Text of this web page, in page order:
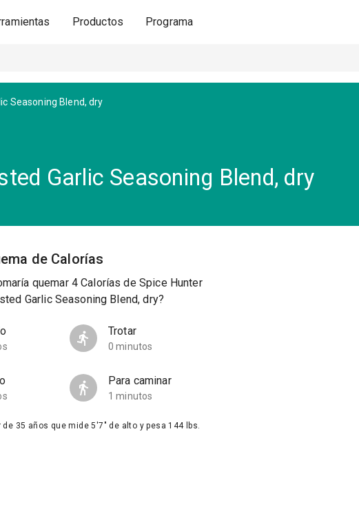
Productos Programa
Seasoning Blend, dry
Garlic Seasoning Blend, dry
de Calorías
quemar 4 Calorías de Spice Hunter
Garlic Seasoning Blend, dry?
Trotar
0 minutos
Para caminar
1 minutos
35 años que mide 5'7" de alto y pesa 144 lbs.